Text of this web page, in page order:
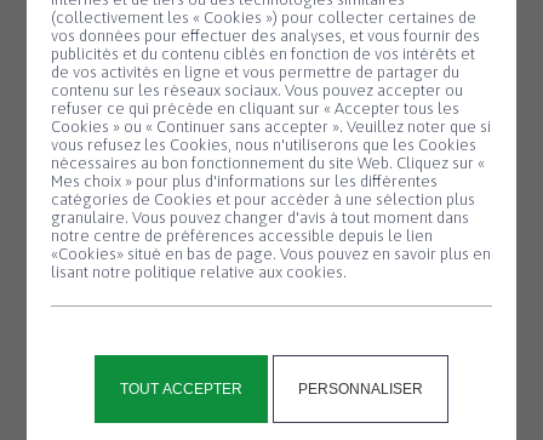
Panneau de gestion des cookies
(collectivement les « Cookies ») pour collecter certaines de
vos données pour effectuer des analyses, et vous fournir des
publicités et du contenu ciblés en fonction de vos intérêts et
de vos activités en ligne et vous permettre de partager du
contenu sur les réseaux sociaux. Vous pouvez accepter ou
refuser ce qui précède en cliquant sur « Accepter tous les
Cookies » ou « Continuer sans accepter ». Veuillez noter que si
vous refusez les Cookies, nous n'utiliserons que les Cookies
nécessaires au bon fonctionnement du site Web. Cliquez sur «
Mes choix » pour plus d'informations sur les différentes
catégories de Cookies et pour accéder à une sélection plus
granulaire. Vous pouvez changer d'avis à tout moment dans
notre centre de préférences accessible depuis le lien
«Cookies» situé en bas de page. Vous pouvez en savoir plus en
lisant notre politique relative aux cookies.
TOUT ACCEPTER PERSONNALISER
SALLE KANEVEDENN
10 H 00 - 17 H 30
Lundi
3
Août
Exposition de
Mag’gie
En savoir plus